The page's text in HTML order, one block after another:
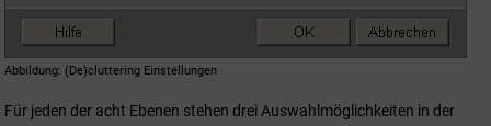
Abbildung (De)cluttering Einstellungen
Für jeden der acht Ebenen stehen drei Auswahlmöglichkeiten in der